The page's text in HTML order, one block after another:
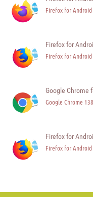
Firefox for
Firefox for
Firefox for
Google Chrome
Google Chrome
Firefox for
Firefox for